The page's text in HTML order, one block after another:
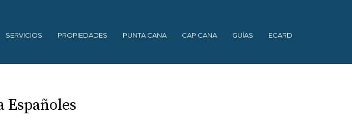
SERVICIOS PROPIEDADES PUNTA CANA CAP CANA GUÍAS ECARD
Españoles